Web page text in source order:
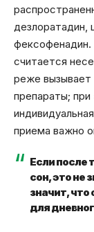
дезлоратадин,
фексофенадин.
считается
реже вызывает
препараты;
приема важно
Если после
сон, это не
значит,
для